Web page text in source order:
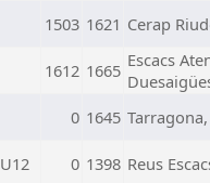
1503 1621 Cerap
1612 1665 Escacs
0 1645 Tarragona,
U12 0 1398 Reus